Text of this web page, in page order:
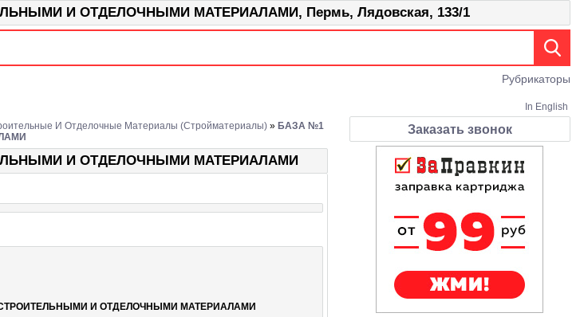
И ОТДЕЛОЧНЫМИ МАТЕРИАЛАМИ, Пермь, Лядовская, 133/1
Рубрикаторы
In English
И Отделочные Материалы (Стройматериалы) » БАЗА №1
И ОТДЕЛОЧНЫМИ МАТЕРИАЛАМИ
И ОТДЕЛОЧНЫМИ МАТЕРИАЛАМИ
Заказать звонок